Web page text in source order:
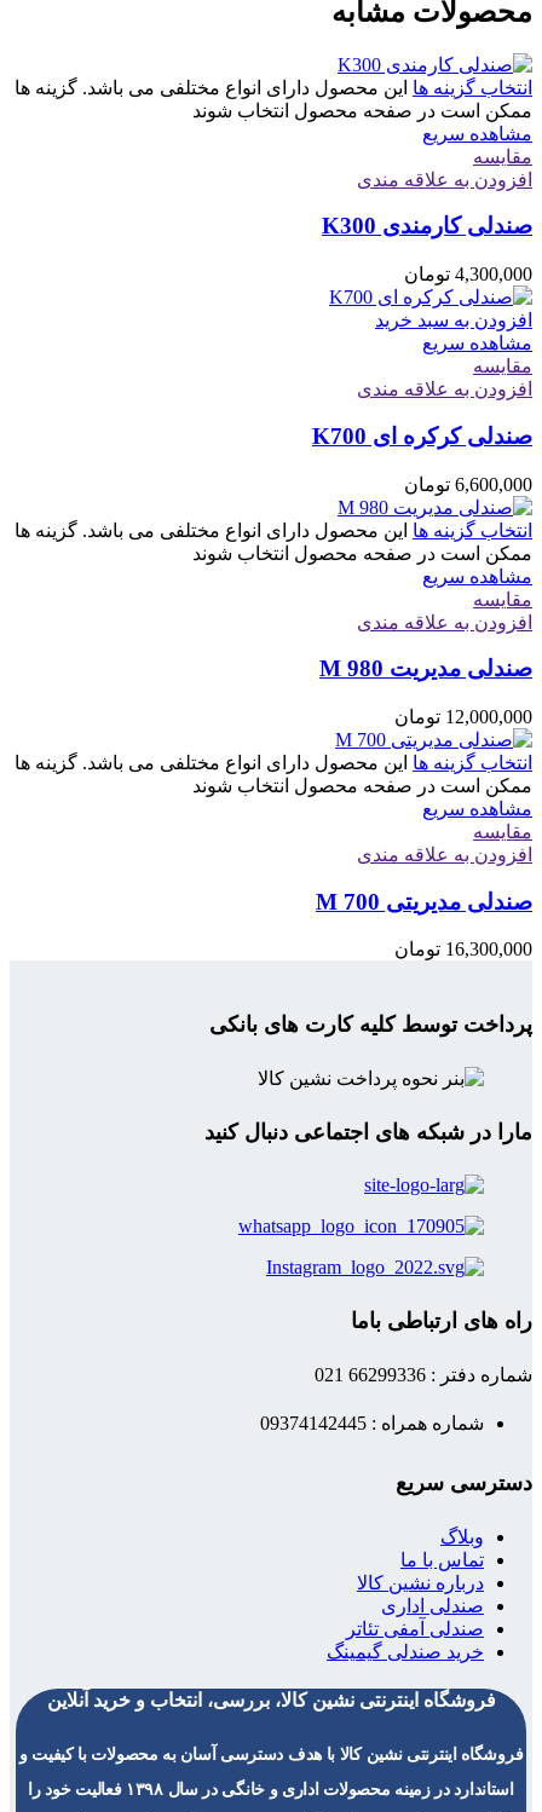
محصولات مشابه
انتخاب گزینه ها این محصول دارای انواع مختلفی می باشد. گزینه ها
ممکن است در صفحه محصول انتخاب شوند
مشاهده سریع
مقایسه
افزودن به علاقه مندی
صندلی کارمندی K300
4,300,000 تومان
افزودن به سبد خرید
مشاهده سریع
مقایسه
افزودن به علاقه مندی
صندلی کرکره ای K700
6,600,000 تومان
انتخاب گزینه ها این محصول دارای انواع مختلفی می باشد. گزینه ها
ممکن است در صفحه محصول انتخاب شوند
مشاهده سریع
مقایسه
افزودن به علاقه مندی
صندلی مدیریت M 980
12,000,000 تومان
انتخاب گزینه ها این محصول دارای انواع مختلفی می باشد. گزینه ها
ممکن است در صفحه محصول انتخاب شوند
مشاهده سریع
مقایسه
افزودن به علاقه مندی
صندلی مدیریتی M 700
16,300,000 تومان
پرداخت توسط کلیه کارت های بانکی
مارا در شبکه های اجتماعی دنبال کنید
راه های ارتباطی باما
شماره دفتر : 66299336 021
شماره همراه : 09374142445
دسترسی سریع
وبلاگ
تماس با ما
درباره نشین کالا
صندلی اداری
صندلی آمفی تئاتر
خرید صندلی گیمینگ
فروشگاه اینترنتی نشین کالا، بررسی، انتخاب و خرید آنلاین
فروشگاه اینترنتی نشین کالا با هدف دسترسی آسان به محصولات با کیفیت و
استاندارد در زمینه محصولات اداری و خانگی در سال ۱۳۹۸ فعالیت خود را